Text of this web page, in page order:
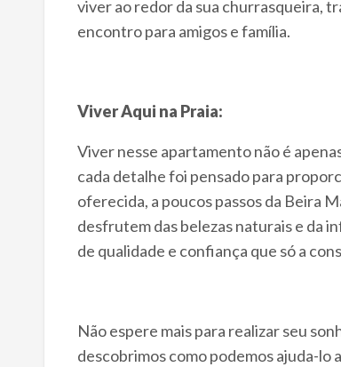
viver ao redor da sua churrasqueira,
encontro para amigos e família.
Viver Aqui na Praia:
Viver nesse apartamento não é
cada detalhe foi pensado para
oferecida, a poucos passos da Beira
desfrutem das belezas naturais e da
de qualidade e confiança que só a
Não espere mais para realizar seu
descobrimos como podemos ajuda-lo